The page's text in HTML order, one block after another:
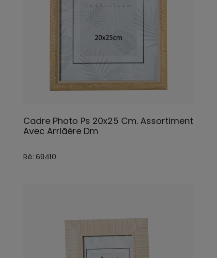
Cadre Photo Ps 20x25 Cm. Assortiment
Avec Arriãêre Dm
Ré: 69410